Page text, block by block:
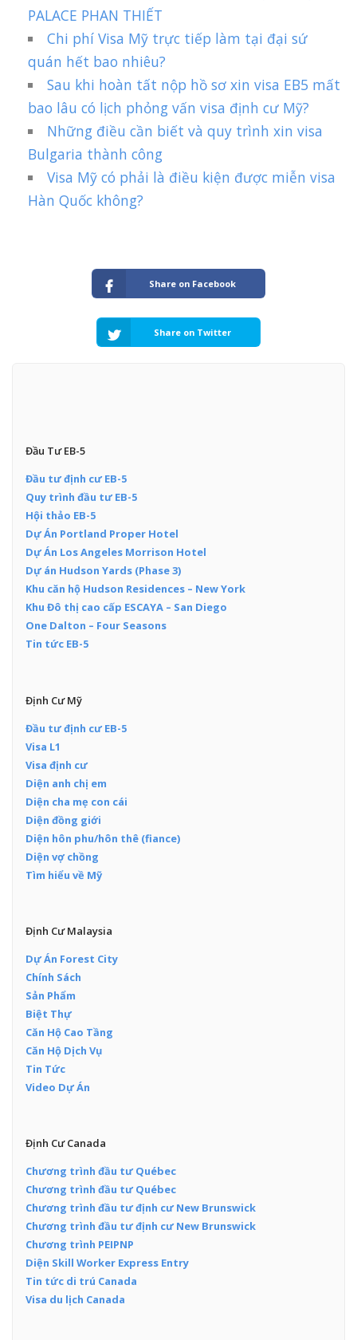
PALACE PHAN THIẾT
Chi phí Visa Mỹ trực tiếp làm tại đại sứ
quán hết bao nhiêu?
Sau khi hoàn tất nộp hồ sơ xin visa EB5 mất
bao lâu có lịch phỏng vấn visa định cư Mỹ?
Những điều cần biết và quy trình xin visa
Bulgaria thành công
Visa Mỹ có phải là điều kiện được miễn visa
Hàn Quốc không?
Share on Facebook
Share on Twitter
Đầu Tư EB-5
Đầu tư định cư EB-5
Quy trình đầu tư EB-5
Hội thảo EB-5
Dự Án Portland Proper Hotel
Dự Án Los Angeles Morrison Hotel
Dự án Hudson Yards (Phase 3)
Khu căn hộ Hudson Residences – New York
Khu Đô thị cao cấp ESCAYA – San Diego
One Dalton – Four Seasons
Tin tức EB-5
Định Cư Mỹ
Đầu tư định cư EB-5
Visa L1
Visa định cư
Diện anh chị em
Diện cha mẹ con cái
Diện đồng giới
Diện hôn phu/hôn thê (fiance)
Diện vợ chồng
Tìm hiểu về Mỹ
Định Cư Malaysia
Dự Án Forest City
Chính Sách
Sản Phẩm
Biệt Thự
Căn Hộ Cao Tầng
Căn Hộ Dịch Vụ
Tin Tức
Video Dự Án
Định Cư Canada
Chương trình đầu tư Québec
Chương trình đầu tư Québec
Chương trình đầu tư định cư New Brunswick
Chương trình đầu tư định cư New Brunswick
Chương trình PEIPNP
Diện Skill Worker Express Entry
Tin tức di trú Canada
Visa du lịch Canada